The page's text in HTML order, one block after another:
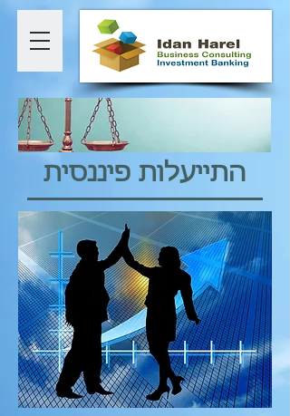
התייעלות פיננסית